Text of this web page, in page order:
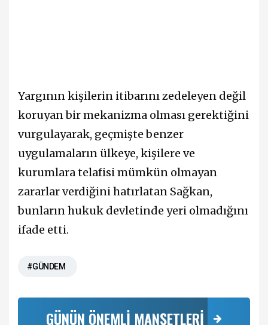
Yargının kişilerin itibarını zedeleyen değil
koruyan bir mekanizma olması gerektiğini
vurgulayarak, geçmişte benzer
uygulamaların ülkeye, kişilere ve
kurumlara telafisi mümkün olmayan
zararlar verdiğini hatırlatan Sağkan,
bunların hukuk devletinde yeri olmadığını
ifade etti.
#GÜNDEM
GÜNÜN ÖNEMLİ MANŞETLERİ